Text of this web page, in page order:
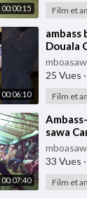
00:00:15 Film et
00:06:10
Douala
25 Vues ·
Film et
00:07:40
sawa
33 Vues ·
Film et